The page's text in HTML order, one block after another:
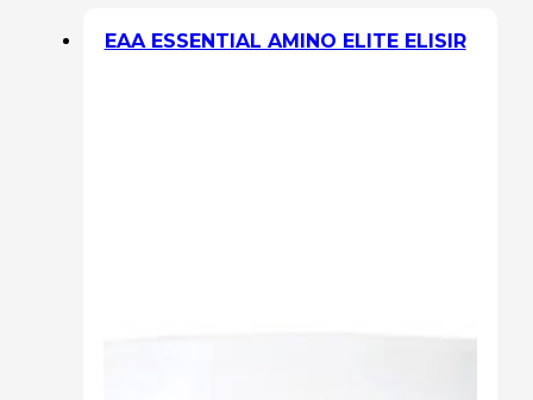
EAA ESSENTIAL AMINO ELITE ELISIR